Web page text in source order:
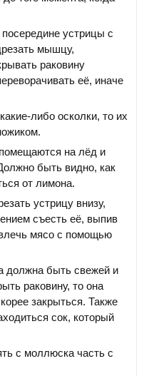
устрицы с
мышцу,
раковину
её, иначе
либо осколки, то их
на лёд и
быть видно, как
от лимона.
устрицу внизу,
съесть её, выпив
мясо с помощью
должна быть свежей и
раковину, то она
закрыться. Также
сок, который
с моллюска часть с